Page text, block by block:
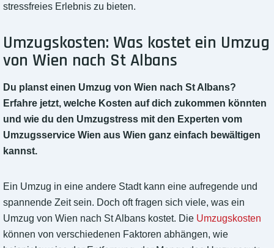
stressfreies Erlebnis zu bieten.
Umzugskosten: Was kostet ein Umzug
von Wien nach St Albans
Du planst einen Umzug von Wien nach St Albans?
Erfahre jetzt, welche Kosten auf dich zukommen könnten
und wie du den Umzugstress mit den Experten vom
Umzugsservice Wien aus Wien ganz einfach bewältigen
kannst.
Ein Umzug in eine andere Stadt kann eine aufregende und
spannende Zeit sein. Doch oft fragen sich viele, was ein
Umzug von Wien nach St Albans kostet. Die Umzugskosten
können von verschiedenen Faktoren abhängen, wie